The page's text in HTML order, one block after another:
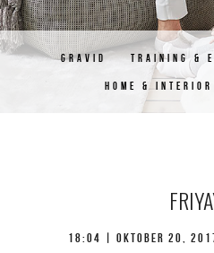
GRAVID TRAINING &
HOME & INTERIOR
18:04 | oktober 20,